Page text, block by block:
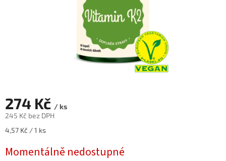
274 Kč / ks
245 Kč bez DPH
Měrná
4,57 Kč / 1 ks
Momentálně nedostupné